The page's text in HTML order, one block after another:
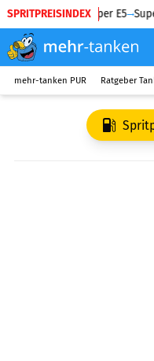
SPRITPREISINDEX
Diesel Super E5
mehr-tanken PUR Ratgeber